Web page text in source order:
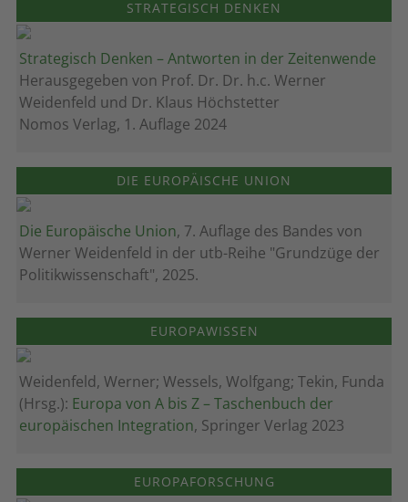
STRATEGISCH DENKEN
Strategisch Denken – Antworten in der Zeitenwende
Herausgegeben von Prof. Dr. Dr. h.c. Werner
Weidenfeld und Dr. Klaus Höchstetter
Nomos Verlag, 1. Auflage 2024
DIE EUROPÄISCHE UNION
Die Europäische Union, 7. Auflage des Bandes von
Werner Weidenfeld in der utb-Reihe "Grundzüge der
Politikwissenschaft", 2025.
EUROPAWISSEN
Weidenfeld, Werner; Wessels, Wolfgang; Tekin, Funda
(Hrsg.): Europa von A bis Z – Taschenbuch der
europäischen Integration, Springer Verlag 2023
EUROPAFORSCHUNG